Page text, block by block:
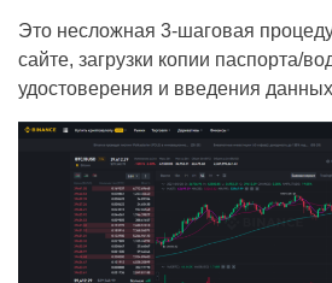
Это несложная 3-шаговая
сайте, загрузки копии паспорта/
удостоверения и введения